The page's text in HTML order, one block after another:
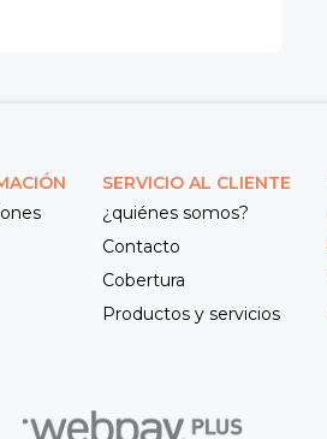
SERVICIO AL CLIENTE
¿quiénes somos?
Contacto
Cobertura
Productos y servicios